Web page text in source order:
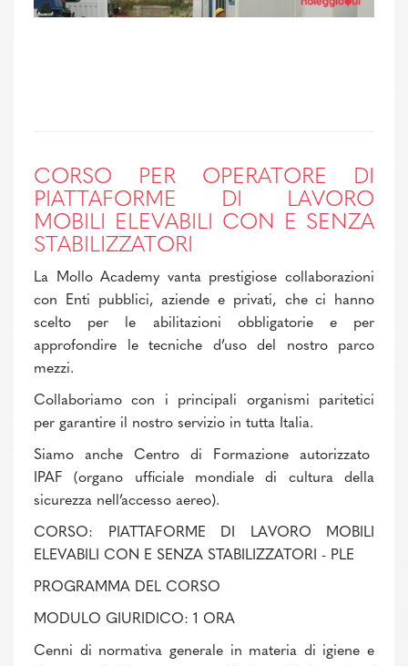
CORSO PER OPERATORE DI
PIATTAFORME DI LAVORO
MOBILI ELEVABILI CON E SENZA
STABILIZZATORI
La Mollo Academy vanta prestigiose collaborazioni
con Enti pubblici, aziende e privati, che ci hanno
scelto per le abilitazioni obbligatorie e per
approfondire le tecniche d’uso del nostro parco
mezzi.
Collaboriamo con i principali organismi paritetici
per garantire il nostro servizio in tutta Italia.
Siamo anche Centro di Formazione autorizzato
IPAF (organo ufficiale mondiale di cultura della
sicurezza nell’accesso aereo).
CORSO: PIATTAFORME DI LAVORO MOBILI
ELEVABILI CON E SENZA STABILIZZATORI - PLE
PROGRAMMA DEL CORSO
MODULO GIURIDICO: 1 ORA
Cenni di normativa generale in materia di igiene e